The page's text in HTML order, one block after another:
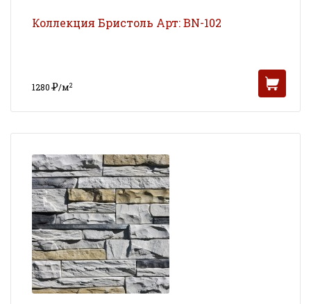
Коллекция Бристоль Арт: BN-102
1280Р/м2